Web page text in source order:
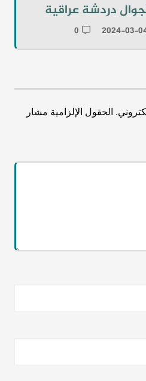
دردشة عراقية
2024-03-
0
الحقول الإلزامية مشار